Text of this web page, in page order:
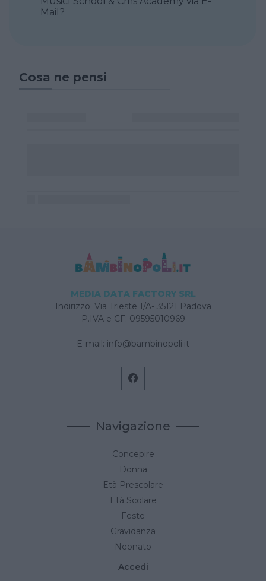
Mail?
Cosa ne pensi
MEDIA DATA FACTORY SRL
Indirizzo: Via Trieste 1/A- 35121 Padova
P.IVA e CF: 09595010969
E-mail: info@bambinopoli.it
Navigazione
Concepire
Donna
Età Prescolare
Età Scolare
Feste
Gravidanza
Neonato
Accedi